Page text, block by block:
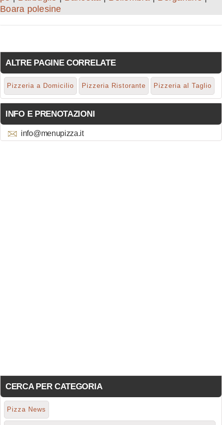
Boara polesine
ALTRE PAGINE CORRELATE
Pizzeria a Domicilio Pizzeria Ristorante Pizzeria al Taglio
INFO E PRENOTAZIONI
info@menupizza.it
CERCA PER CATEGORIA
Pizza News